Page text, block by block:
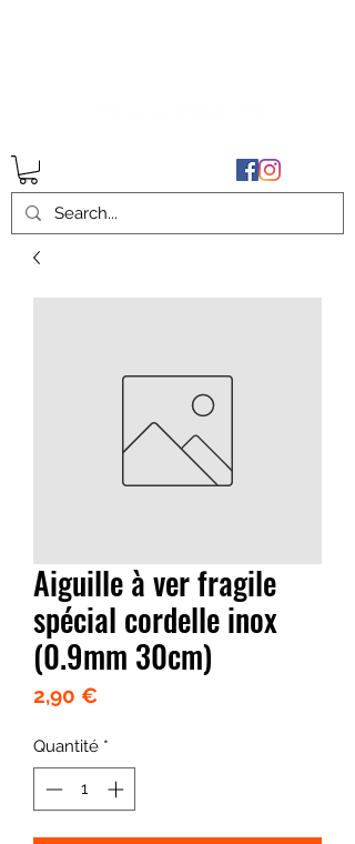
Aiguille à ver fragile
spécial cordelle inox
(0.9mm 30cm)
2,90 €
Quantité *